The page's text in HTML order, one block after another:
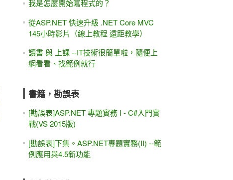
我是怎麼開始寫程式的？
從ASP.NET 快速升級 .NET Core MVC
145小時影片（線上教程 遠距教學）
讀書 與 上課 --IT技術很簡單啦，隨便上
網看看、找範例就行
書籍，勘誤表
[勘誤表]ASP.NET 專題實務 I - C#入門實
戰(VS 2015版)
[勘誤表]下集。ASP.NET專題實務(II) --範
例應用與4.5新功能